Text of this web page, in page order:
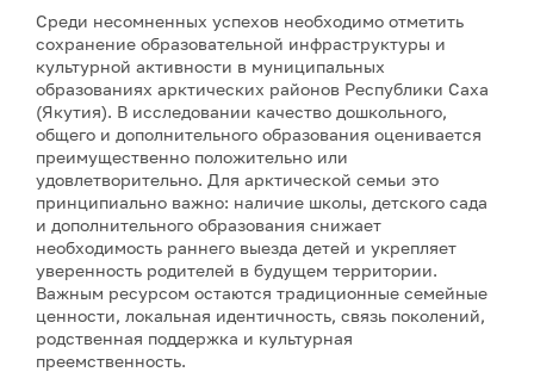
Среди несомненных успехов необходимо отметить
сохранение образовательной инфраструктуры и
культурной активности в муниципальных
образованиях арктических районов Республики Саха
(Якутия). В исследовании качество дошкольного,
общего и дополнительного образования оценивается
преимущественно положительно или
удовлетворительно. Для арктической семьи это
принципиально важно: наличие школы, детского сада
и дополнительного образования снижает
необходимость раннего выезда детей и укрепляет
уверенность родителей в будущем территории.
Важным ресурсом остаются традиционные семейные
ценности, локальная идентичность, связь поколений,
родственная поддержка и культурная
преемственность.